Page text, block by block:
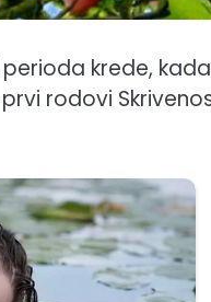
krede,
rodovi